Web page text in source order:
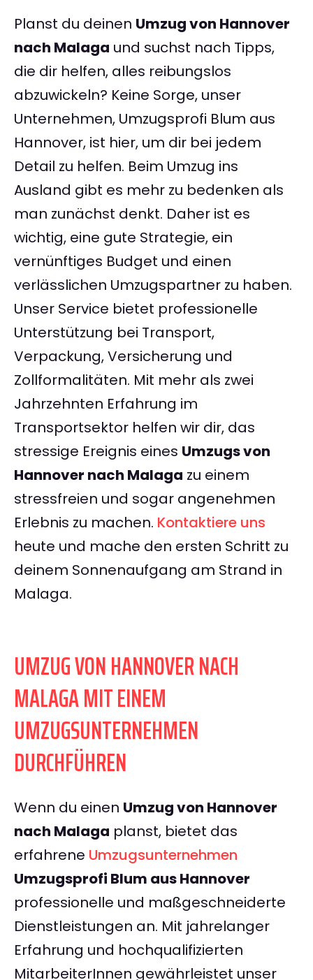
Planst du deinen Umzug von Hannover
nach Malaga und suchst nach Tipps,
die dir helfen, alles reibungslos
abzuwickeln? Keine Sorge, unser
Unternehmen, Umzugsprofi Blum aus
Hannover, ist hier, um dir bei jedem
Detail zu helfen. Beim Umzug ins
Ausland gibt es mehr zu bedenken als
man zunächst denkt. Daher ist es
wichtig, eine gute Strategie, ein
vernünftiges Budget und einen
verlässlichen Umzugspartner zu haben.
Unser Service bietet professionelle
Unterstützung bei Transport,
Verpackung, Versicherung und
Zollformalitäten. Mit mehr als zwei
Jahrzehnten Erfahrung im
Transportsektor helfen wir dir, das
stressige Ereignis eines Umzugs von
Hannover nach Malaga zu einem
stressfreien und sogar angenehmen
Erlebnis zu machen. Kontaktiere uns
heute und mache den ersten Schritt zu
deinem Sonnenaufgang am Strand in
Malaga.
UMZUG VON HANNOVER NACH
MALAGA MIT EINEM
UMZUGSUNTERNEHMEN
DURCHFÜHREN
Wenn du einen Umzug von Hannover
nach Malaga planst, bietet das
erfahrene Umzugsunternehmen
Umzugsprofi Blum aus Hannover
professionelle und maßgeschneiderte
Dienstleistungen an. Mit jahrelanger
Erfahrung und hochqualifizierten
MitarbeiterInnen gewährleistet unser